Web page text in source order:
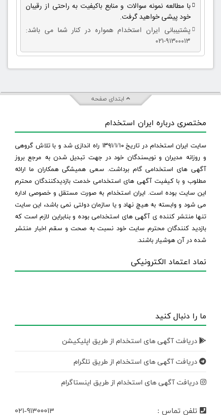
با مطالعه نمونه سوالات و منابع باکیفیت به راحتی از رقیبان
خود پیشی خواهید گرفت.
پشتیببانی ایران استخدام همواره در کنار شما می باشد:
۹۱۳۰۰۰۱۳-۰۲۱
ابتدای صفحه
مختصری درباره ایران استخدام
سایت ایران استخدام در تاریخ ۱۳۹۱/۱/۱۰ راه اندازی شد و با تلاش گروهی
و روزانه مدیران و نویسندگان خود در جهت تبدیل شدن به مرجع بروز
آگهی های استخدامی گام برداشت. سعی همیشگی همکاران ما ارائه
مطلوب و با کیفیت آگهی های استخدامی خدمت بازدیدکنندگان محترم
این سایت بوده است. ایران استخدام به صورت مستقل و خصوصی اداره
می شود و وابسته به هیچ نهاد و یا سازمان دولتی نمی باشد، این سایت
تنها منتشر کننده ی آگهی های استخدامی بوده و بنابراین لازم است که
بازدید کنندگان محترم سایت خود نسبت به صحت و سقم اخبار منتشر
شده در آن هوشیار باشند.
نماد اعتماد الکترونیکی
ما را دنبال کنید
دریافت آگهی های استخدام از طریق اپلیکیشن
دریافت آگهی های استخدام از طریق تلگرام
دریافت آگهی های استخدام از طریق اینستاگرام
تلفن تماس : ۰۲۱-۹۱۳۰۰۰۱۳